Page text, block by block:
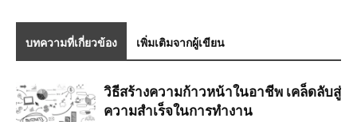
บทความที่เกี่ยวข้อง เพิ่มเติมจากผู้เขียน
วิธีสร้างความก้าวหน้าในอาชีพ เคล็ดลับสู่
ความสำเร็จในการทำงาน